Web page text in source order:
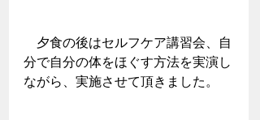
夕食の後はセルフケア講習会、自
分で自分の体をほぐす方法を実演し
ながら、実施させて頂きました。